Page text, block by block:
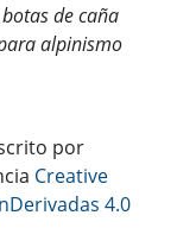
de caña
alpinismo
por
Creative
4.0